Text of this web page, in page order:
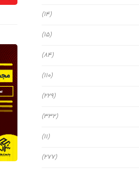
(14)
(15)
(84)
(110)
(229)
(332)
(11)
(277)